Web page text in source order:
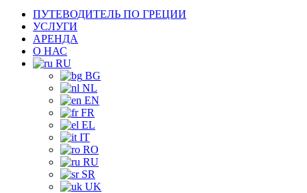
ПУТЕВОДИТЕЛЬ ПО ГРЕЦИИ
УСЛУГИ
АРЕНДА
О НАС
RU
BG
NL
EN
FR
EL
IT
RO
RU
SR
UK